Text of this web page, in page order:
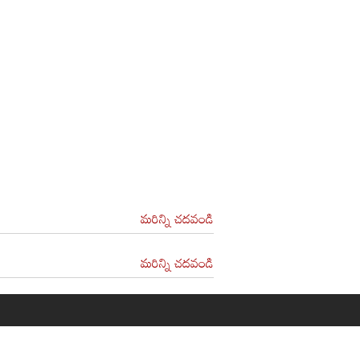
మరిన్ని చదవండి
మరిన్ని చదవండి